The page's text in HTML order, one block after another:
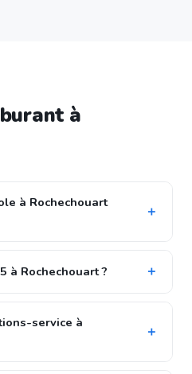
à
à Rochechouart
à Rochechouart ?
service à